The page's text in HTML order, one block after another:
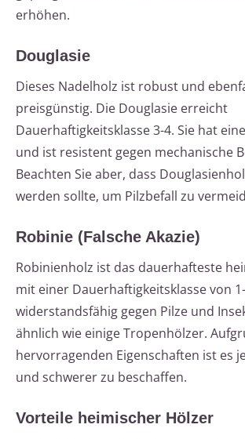
erhöhen.
Douglasie
Dieses Nadelholz ist robust und
preisgünstig. Die Douglasie erreicht
Dauerhaftigkeitsklasse 3-4. Sie hat
und ist resistent gegen mechanische
Beachten Sie aber, dass
werden sollte, um Pilzbefall zu
Robinie (Falsche Akazie)
Robinienholz ist das dauerhafteste
mit einer Dauerhaftigkeitsklasse von
widerstandsfähig gegen Pilze und
ähnlich wie einige Tropenhölzer.
hervorragenden Eigenschaften ist es
und schwerer zu beschaffen.
Vorteile heimischer Hölzer